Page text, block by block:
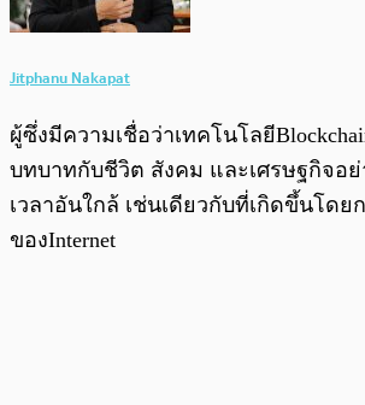
Jitphanu Nakapat
ผู้ซึ่งมีความเชื่อว่าเทคโนโลยี
บทบาทกับชีวิต สังคม และเศรษฐกิจอ
เวลาอันใกล้ เช่นเดียวกับที่เกิดขึ้นโดย
ของInternet